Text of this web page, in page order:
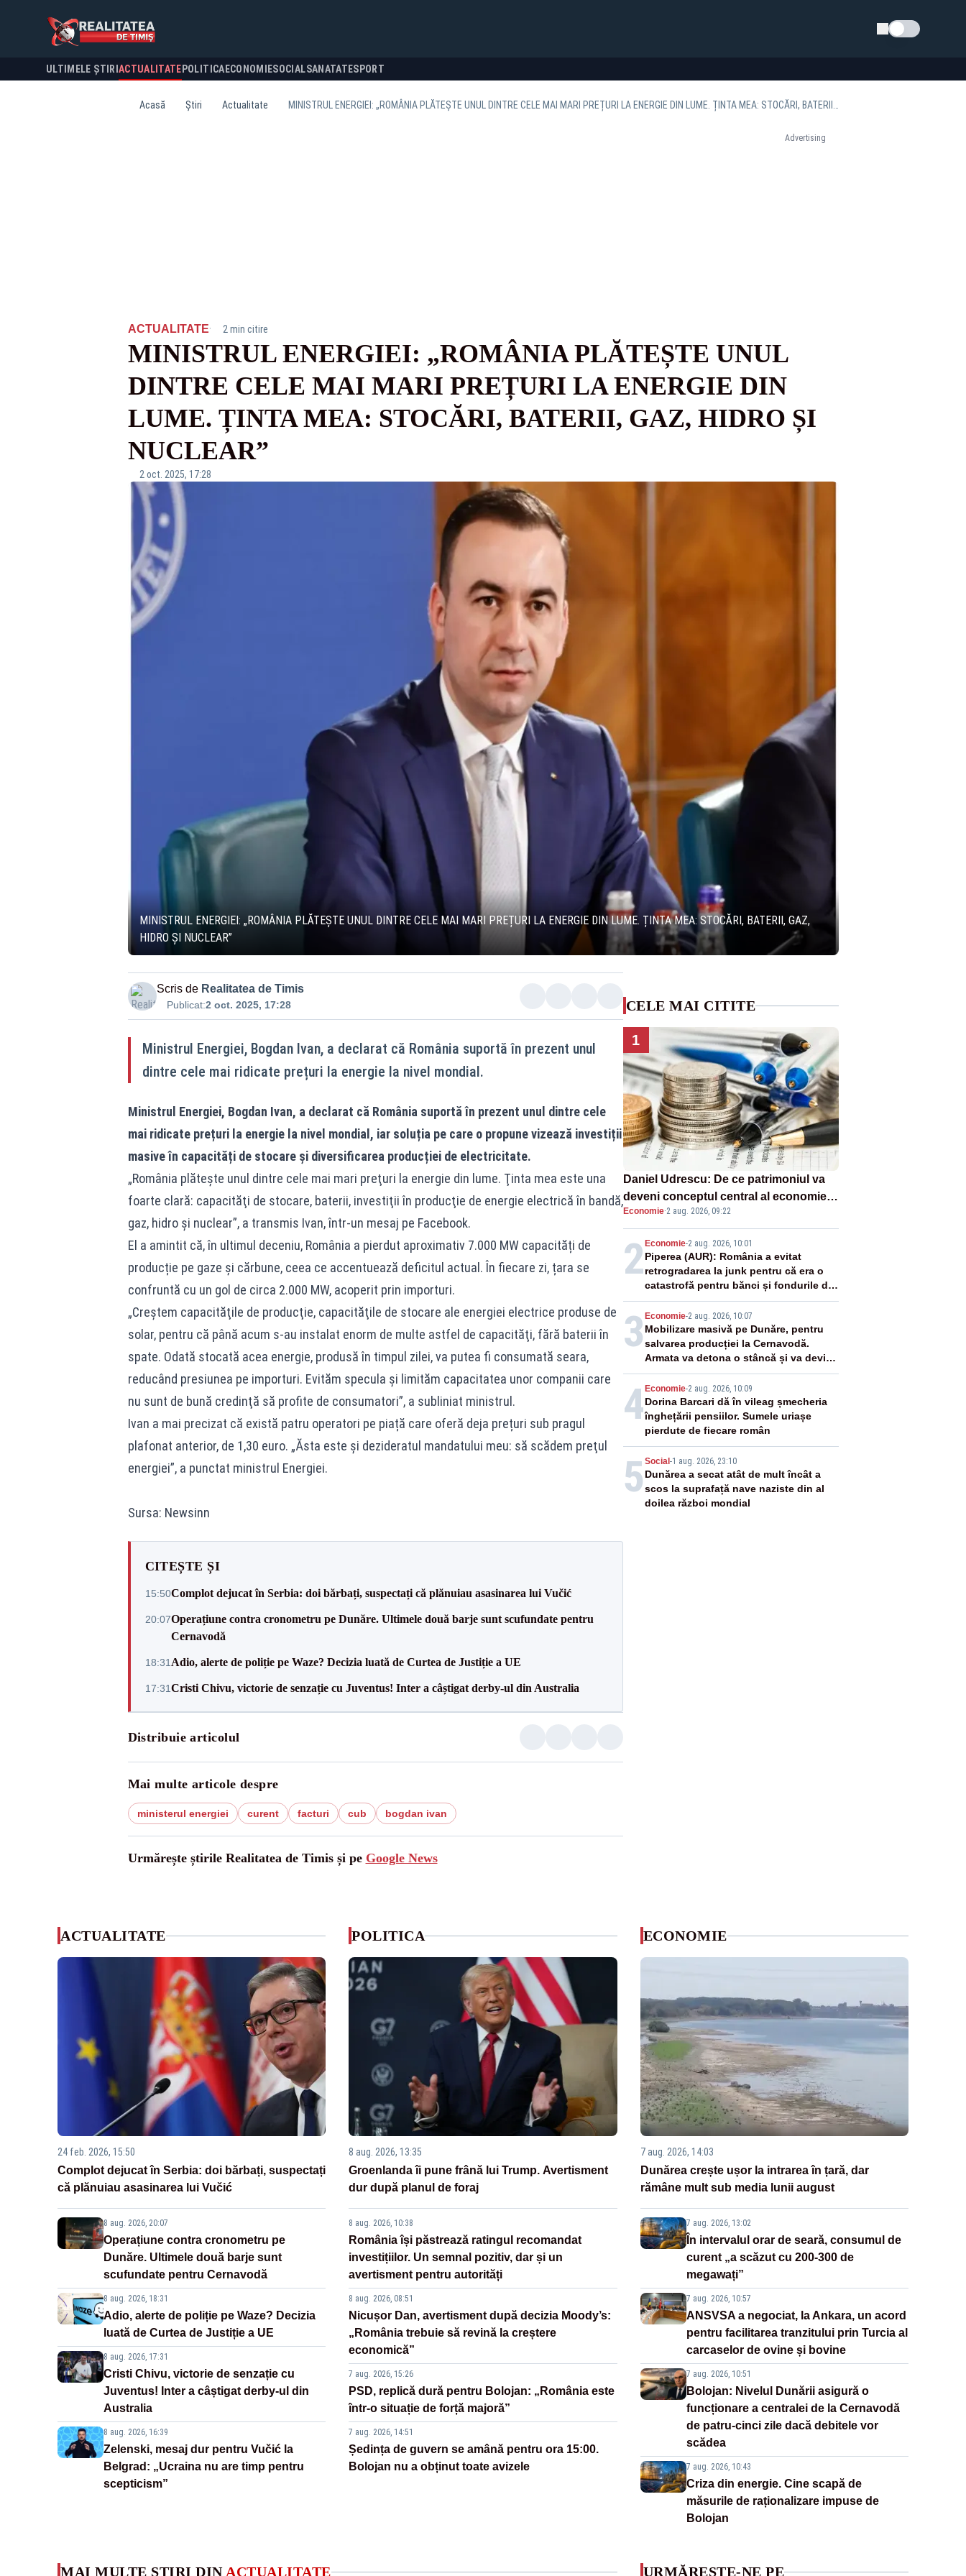
Schimba tema
ULTIMELE ȘTIRI ACTUALITATE POLITICA ECONOMIESOCIALSANATATESPORT
Acasă Știri Actualitate
Advertising
ACTUALITATE· 2 min citire
MINISTRUL ENERGIEI: „ROMÂNIA PLĂTEȘTE UNUL
DINTRE CELE MAI MARI PREȚURI LA ENERGIE DIN
LUME. ȚINTA MEA: STOCĂRI, BATERII, GAZ, HIDRO ȘI
NUCLEAR”
2 oct. 2025, 17:28
MINISTRUL ENERGIEI: „ROMÂNIA PLĂTEȘTE UNUL DINTRE CELE MAI MARI PREȚURI LA ENERGIE DIN LUME. ȚINTA MEA: STOCĂRI, BATERII, GAZ,
HIDRO ȘI NUCLEAR”
Scris de Realitatea de Timis
Publicat:2 oct. 2025, 17:28
Ministrul Energiei, Bogdan Ivan, a declarat că România suportă în prezent unul
dintre cele mai ridicate prețuri la energie la nivel mondial.
Ministrul Energiei, Bogdan Ivan, a declarat că România suportă în prezent unul dintre cele
mai ridicate prețuri la energie la nivel mondial, iar soluția pe care o propune vizează investiții
masive în capacități de stocare și diversificarea producției de electricitate.
„România plăteşte unul dintre cele mai mari preţuri la energie din lume. Ţinta mea este una
foarte clară: capacităţi de stocare, baterii, investiţii în producţie de energie electrică în bandă,
gaz, hidro şi nuclear”, a transmis Ivan, într-un mesaj pe Facebook.
El a amintit că, în ultimul deceniu, România a pierdut aproximativ 7.000 MW capacități de
producție pe gaze și cărbune, ceea ce accentuează deficitul actual. În fiecare zi, țara se
confruntă cu un gol de circa 2.000 MW, acoperit prin importuri.
„Creştem capacităţile de producţie, capacităţile de stocare ale energiei electrice produse de
solar, pentru că până acum s-au instalat enorm de multe astfel de capacităţi, fără baterii în
spate. Odată stocată acea energie, produsă în timpul zilei, va putea fi consumată seara,
reducând presiunea pe importuri. Evităm specula și limităm capacitatea unor companii care
nu sunt de bună credinţă să profite de consumatori”, a subliniat ministrul.
Ivan a mai precizat că există patru operatori pe piață care oferă deja prețuri sub pragul
plafonat anterior, de 1,30 euro. „Ăsta este şi dezideratul mandatului meu: să scădem preţul
energiei”, a punctat ministrul Energiei.
Sursa: Newsinn
CITEȘTE ȘI
15:50Complot dejucat în Serbia: doi bărbați, suspectați că plănuiau asasinarea lui Vučić
20:07Operațiune contra cronometru pe Dunăre. Ultimele două barje sunt scufundate pentru
Cernavodă
18:31 Adio, alerte de poliție pe Waze? Decizia luată de Curtea de Justiție a UE
17:31Cristi Chivu, victorie de senzație cu Juventus! Inter a câștigat derby-ul din Australia
Distribuie articolul
Mai multe articole despre
ministerul energiei curent facturi cub bogdan ivan
Urmărește știrile Realitatea de Timis și pe Google News
CELE MAI CITITE
1
Daniel Udrescu: De ce patrimoniul va
deveni conceptul central al economiei
viitoare?
Economie·2 aug. 2026, 09:22
2 Economie-2 aug. 2026, 10:01
Piperea (AUR): România a evitat
retrogradarea la junk pentru că era o
catastrofă pentru bănci și fondurile de
pensii
3 Economie-2 aug. 2026, 10:07
Mobilizare masivă pe Dunăre, pentru
salvarea producției la Cernavodă.
Armata va detona o stâncă și va devia
apa fluviului - IMAGINI AERIENE
4 Economie-2 aug. 2026, 10:09
Dorina Barcari dă în vileag șmecheria
înghețării pensiilor. Sumele uriașe
pierdute de fiecare român
5 Social -1 aug. 2026, 23:10
Dunărea a secat atât de mult încât a
scos la suprafață nave naziste din al
doilea război mondial
ACTUALITATE
24 feb. 2026, 15:50
Complot dejucat în Serbia: doi bărbați, suspectați
că plănuiau asasinarea lui Vučić
8 aug. 2026, 20:07
Operațiune contra cronometru pe
Dunăre. Ultimele două barje sunt
scufundate pentru Cernavodă
8 aug. 2026, 18:31
Adio, alerte de poliție pe Waze? Decizia
luată de Curtea de Justiție a UE
8 aug. 2026, 17:31
Cristi Chivu, victorie de senzație cu
Juventus! Inter a câștigat derby-ul din
Australia
8 aug. 2026, 16:39
Zelenski, mesaj dur pentru Vučić la
Belgrad: „Ucraina nu are timp pentru
scepticism”
POLITICA
8 aug. 2026, 13:35
Groenlanda îi pune frână lui Trump. Avertisment
dur după planul de foraj
8 aug. 2026, 10:38
România își păstrează ratingul recomandat
investițiilor. Un semnal pozitiv, dar și un
avertisment pentru autorități
8 aug. 2026, 08:51
Nicușor Dan, avertisment după decizia Moody’s:
„România trebuie să revină la creștere
economică”
7 aug. 2026, 15:26
PSD, replică dură pentru Bolojan: „România este
într-o situație de forță majoră”
7 aug. 2026, 14:51
Ședința de guvern se amână pentru ora 15:00.
Bolojan nu a obținut toate avizele
ECONOMIE
7 aug. 2026, 14:03
Dunărea crește ușor la intrarea în țară, dar
rămâne mult sub media lunii august
7 aug. 2026, 13:02
În intervalul orar de seară, consumul de
curent „a scăzut cu 200-300 de
megawați”
7 aug. 2026, 10:57
ANSVSA a negociat, la Ankara, un acord
pentru facilitarea tranzitului prin Turcia al
carcaselor de ovine și bovine
7 aug. 2026, 10:51
Bolojan: Nivelul Dunării asigură o
funcționare a centralei de la Cernavodă
de patru-cinci zile dacă debitele vor
scădea
7 aug. 2026, 10:43
Criza din energie. Cine scapă de
măsurile de raționalizare impuse de
Bolojan
MAI MULTE ȘTIRI DIN ACTUALITATE URMĂREȘTE-NE PE